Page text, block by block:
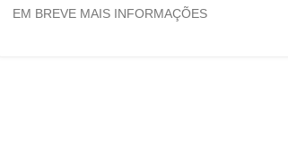
EM BREVE MAIS INFORMAÇÕES